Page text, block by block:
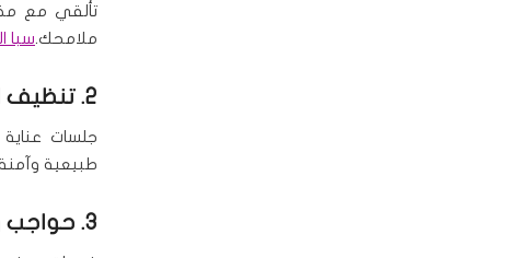
تألقي مع
ملامحك.سبا
2. تنظيف
جلسات
طبيعية
3. حواجب